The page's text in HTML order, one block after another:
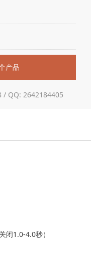
产品
/ QQ: 2642184405
闭1.0-4.0秒）